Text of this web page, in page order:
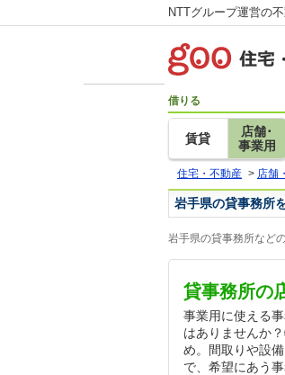
NTTグループ運営の
借りる
賃貸
店舗･
事業用
住宅・不動産 > 店舗
岩手県の貸事務所
岩手県の貸事務所など
貸事務所の
事業用に使える
はありませんか
め。間取りや設
で、希望にあう